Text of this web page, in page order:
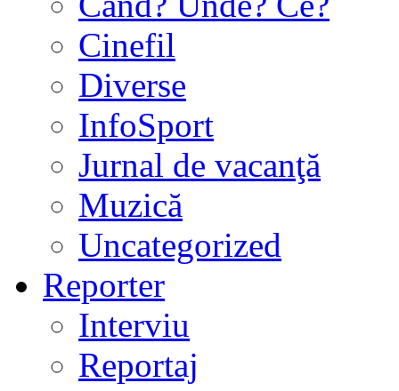
Cinefil
Diverse
InfoSport
Jurnal de vacanţă
Muzică
Uncategorized
Reporter
Interviu
Reportaj